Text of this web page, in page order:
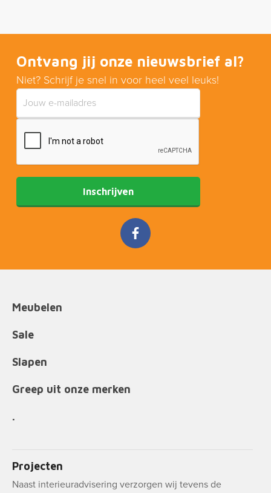
Ontvang jij onze nieuwsbrief al?
Niet? Schrijf je snel in voor heel veel leuks!
Inschrijven
Meubelen
Sale
Slapen
Greep uit onze merken
.
Projecten
Naast interieuradvisering verzorgen wij tevens de